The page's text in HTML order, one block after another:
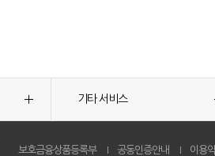
기타 서비스
보호금융상품등록부 공동인증안내 이용